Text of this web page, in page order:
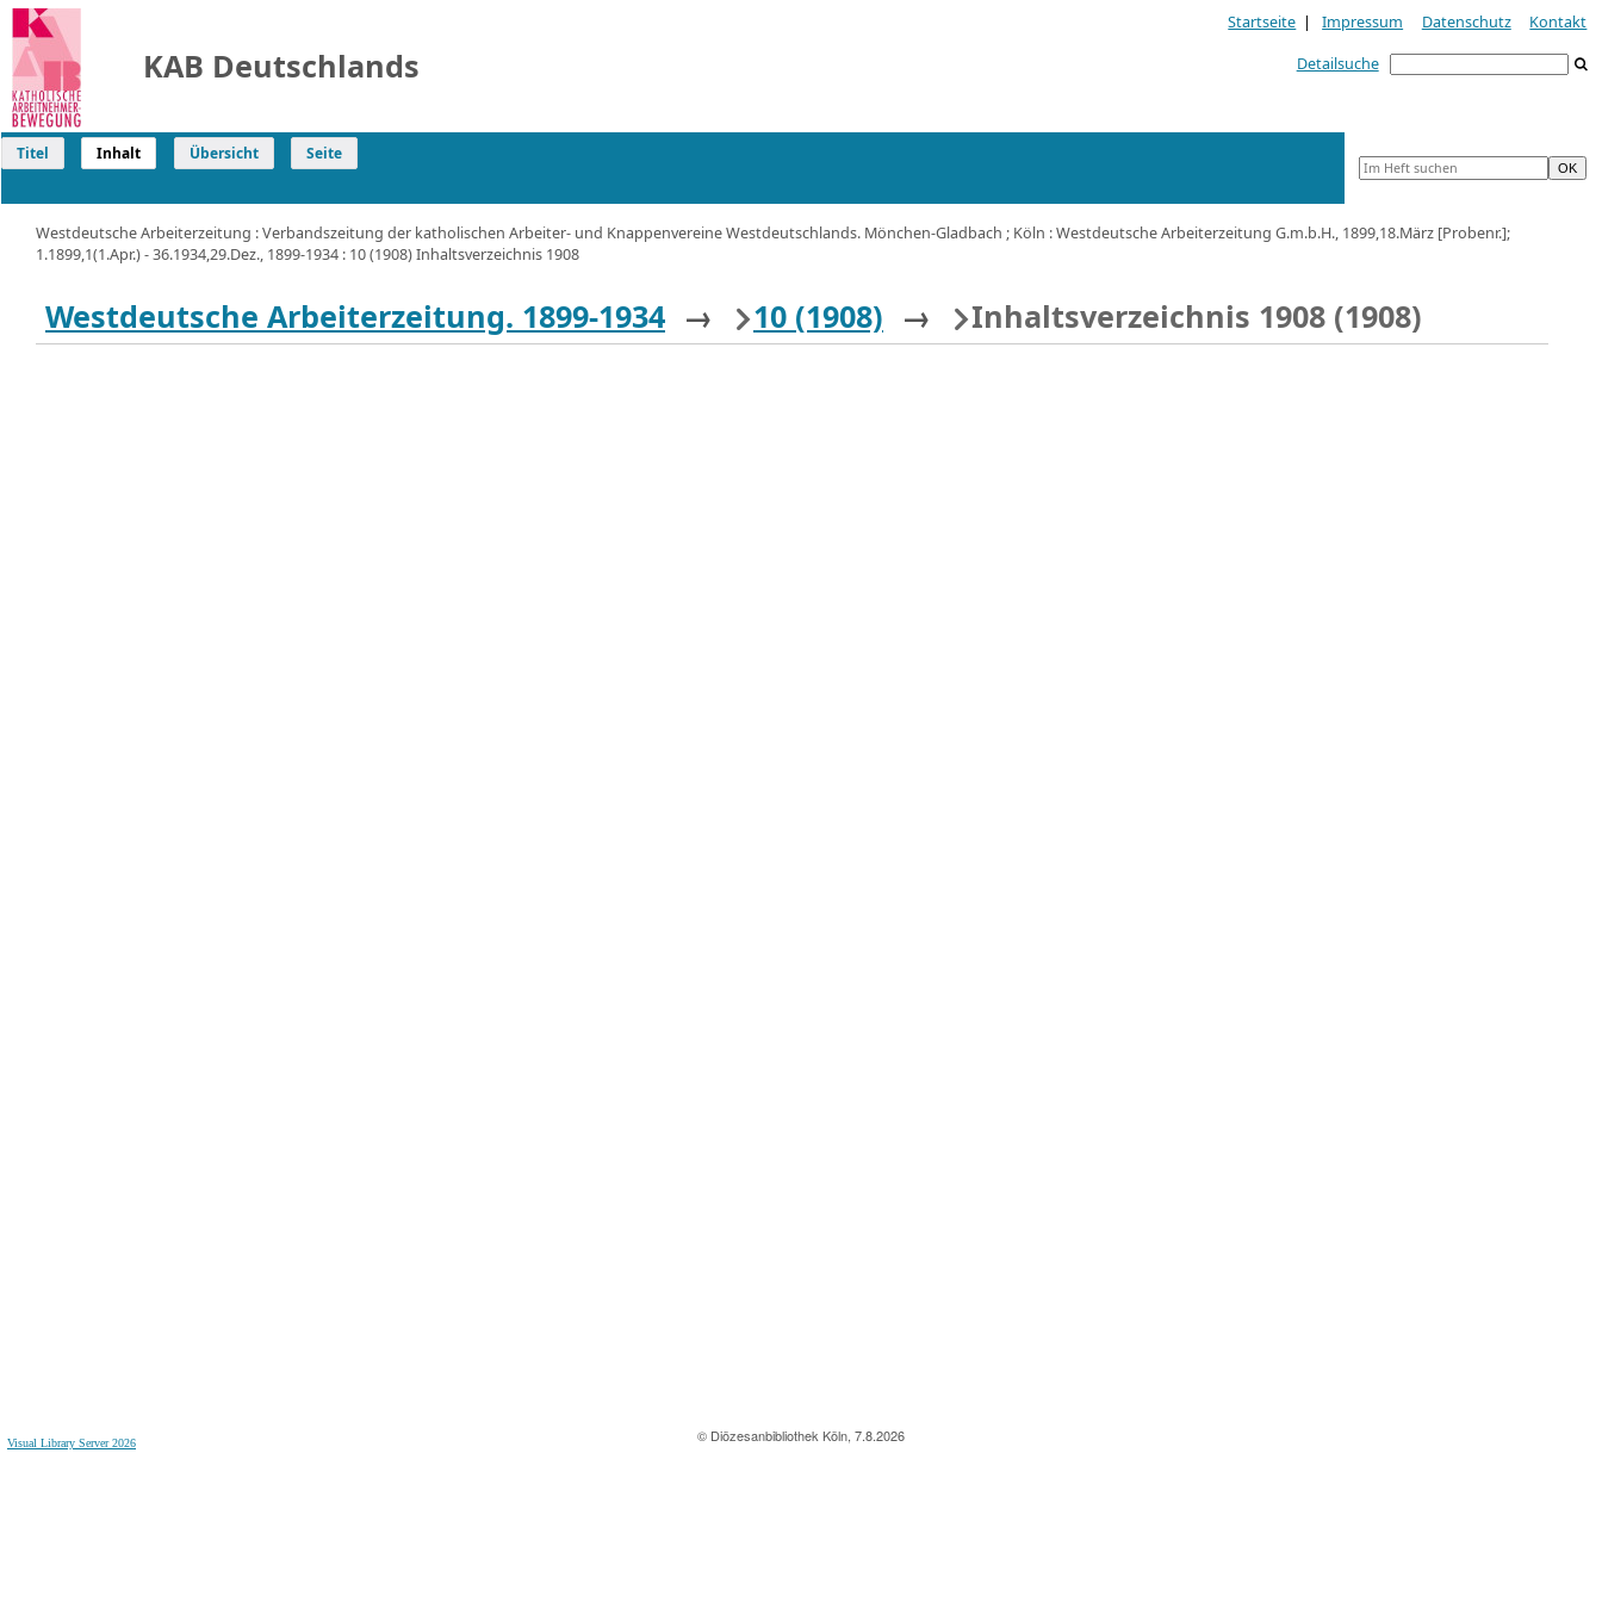
© Diözesanbibliothek Köln, 7.8.2026
Visual Library Server 2026
KAB Deutschlands
Startseite | Impressum Datenschutz
Kontakt
Detailsuche
Titel Inhalt Übersicht Seite
Westdeutsche Arbeiterzeitung : Verbandszeitung der katholischen Arbeiter- und Knappenvereine Westdeutschlands. Mönchen-Gladbach ; Köln : Westdeutsche Arbeiterzeitung G.m.b.H., 1899,18.März [Probenr.];
1.1899,1(1.Apr.) - 36.1934,29.Dez., 1899-1934 : 10 (1908) Inhaltsverzeichnis 1908
Westdeutsche Arbeiterzeitung. 1899-1934 → 10 (1908) → Inhaltsverzeichnis 1908 (1908)